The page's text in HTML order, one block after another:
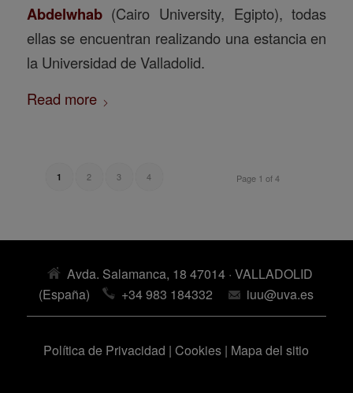
Abdelwhab (Cairo University, Egipto), todas
ellas se encuentran realizando una estancia en
la Universidad de Valladolid.
Read more
Page 1 of 4
1 2 3 4
Avda. Salamanca, 18 47014 · VALLADOLID
(España)
+34 983 184332 iuu@uva.es
Política de Privacidad | Cookies | Mapa del sitio